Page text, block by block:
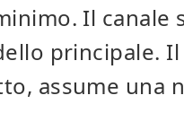
Il
principale.
assume una